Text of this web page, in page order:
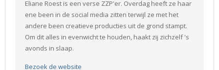
Eliane Roest is een verse ZZP'er. Overdag heeft ze haar
ene been in de social media zitten terwijl ze met het
andere been creatieve producties uit de grond stampt.
Om dit alles in evenwicht te houden, haakt zij zichzelf 's
avonds in slaap.
Bezoek de website